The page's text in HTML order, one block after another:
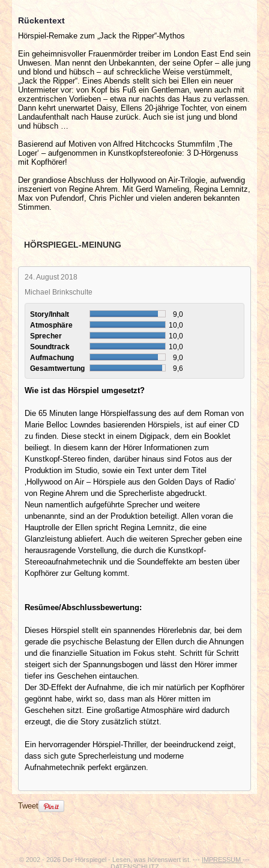
Rückentext
Hörspiel-Remake zum „Jack the Ripper“-Mythos
Ein geheimnisvoller Frauenmörder treiber im London East End sein
Unwesen. Man nennt den Unbekannten, der seine Opfer – alle jung
und blond und hübsch – auf schreckliche Weise verstümmelt,
„Jack the Ripper“. Eines Abends stellt sich bei Ellen ein neuer
Untermieter vor: von Kopf bis Fuß ein Gentleman, wenn auch mit
exzentrischen Vorlieben – etwa nur nachts das Haus zu verlassen.
Dann kehrt unerwartet Daisy, Ellens 20-jährige Tochter, von einem
Landaufenthalt nach Hause zurück. Auch sie ist jung und blond
und hübsch …
Basierend auf Motiven von Alfred Hitchcocks Stummfilm ‚The
Loger‘ – aufgenommen in Kunstkopfstereofonie: 3 D-Hörgenuss
mit Kopfhörer!
Der grandiose Abschluss der Hollywood on Air-Trilogie, aufwendig
inszeniert von Regine Ahrem. Mit Gerd Wameling, Regina Lemnitz,
Max von Pufendorf, Chris Pichler und vielen anderen bekannten
Stimmen.
HÖRSPIEGEL-MEINUNG
24. August 2018
Michael Brinkschulte
Story/Inhalt
9,0
Atmosphäre
10,0
Sprecher
10,0
Soundtrack
10,0
Aufmachung
9,0
Gesamtwertung
9,6
Wie ist das Hörspiel umgesetzt?
Die 65 Minuten lange Hörspielfassung des auf dem Roman von
Marie Belloc Lowndes basierenden Hörspiels, ist auf einer CD
zu finden. Diese steckt in einem Digipack, dem ein Booklet
beiliegt. In diesem kann der Hörer Informationen zum
Kunstkopf-Stereo finden, darüber hinaus sind Fotos aus der
Produktion im Studio, sowie ein Text unter dem Titel
‚Hollywood on Air – Hörspiele aus den Golden Days of Radio‘
von Regine Ahrem und die Sprecherliste abgedruckt.
Neun namentlich aufgeführte Sprecher und weitere
unbenannte, sind an der Produktion beteiligt. Allen voran die
Hauptrolle der Ellen spricht Regina Lemnitz, die eine
Glanzleistung abliefert. Auch die weiteren Sprecher geben eine
herausragende Vorstellung, die durch die Kunstkopf-
Stereoaufnahmetechnik und die Soundeffekte am besten über
Kopfhörer zur Geltung kommt.
Resümee/Abschlussbewertung:
Dieses Hörspiel stellt ein spannendes Hörerlebnis dar, bei dem
gerade die psychische Belastung der Ellen durch die Ahnungen
und die finanzielle Situation im Fokus steht. Schritt für Schritt
steigert sich der Spannungsbogen und lässt den Hörer immer
tiefer ins Geschehen eintauchen.
Der 3D-Effekt der Aufnahme, die ich mir natürlich per Kopfhörer
gegönnt habe, wirkt so, dass man als Hörer mitten im
Geschehen sitzt. Eine großartige Atmosphäre wird dadurch
erzeugt, die die Story zusätzlich stützt.
Ein hervorragender Hörspiel-Thriller, der beeindruckend zeigt,
dass sich gute Sprecherleistung und moderne
Aufnahmetechnik perfekt ergänzen.
Tweet
© 2002 - 2026 Der Hörspiegel - Lesen, was hörenswert ist. ---IMPRESSUM ---